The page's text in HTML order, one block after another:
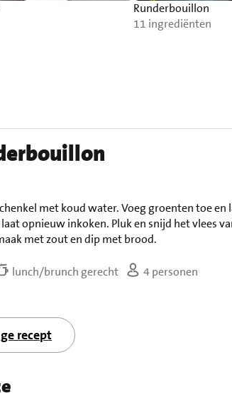
Runderbouillon
11 ingrediënten
met koud water. Voeg groenten toe en
opnieuw inkoken. Pluk en snijd het vlees
met zout en dip met brood.
lunch/brunch gerecht
4 personen
recept